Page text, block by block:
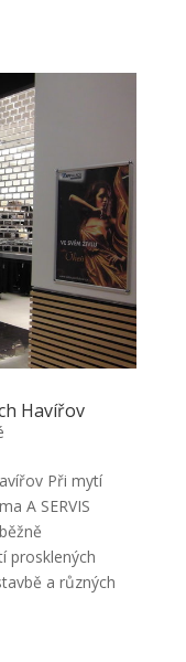
Havířov
Při mytí
A SERVIS
prosklených
a různých